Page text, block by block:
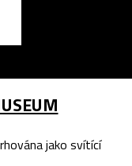
jako svítící